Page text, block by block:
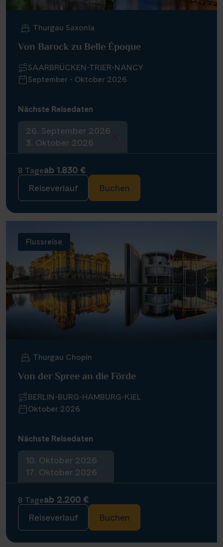
Thurgau Saxonia
Von Barock zu Belle Époque
SAARBRÜCKEN-TRIER-NANCY
September - Oktober 2026
Nächste Reisedaten
26. September 2026
3. Oktober 2026
8 Tageab 1.830 €
Reiseverlauf
Buchen
Flussreise
Thurgau Chopin
Von der Spree an die Förde
BERLIN-BURG-HAMBURG-KIEL
Oktober 2026
Nächste Reisedaten
10. Oktober 2026
17. Oktober 2026
8 Tageab 2.200 €
Reiseverlauf
Buchen